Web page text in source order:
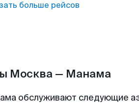
больше рейсов
Москва — Манама
обслуживают следующие